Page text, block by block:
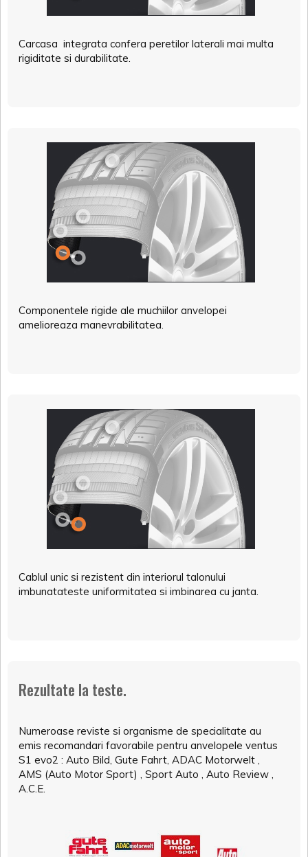
Carcasa integrata confera peretilor laterali mai multa
rigiditate si durabilitate.
Componentele rigide ale muchiilor anvelopei
amelioreaza manevrabilitatea.
Cablul unic si rezistent din interiorul talonului
imbunatateste uniformitatea si imbinarea cu janta.
Rezultate la teste.
Numeroase reviste si organisme de specialitate au
emis recomandari favorabile pentru anvelopele ventus
S1 evo2 : Auto Bild, Gute Fahrt, ADAC Motorwelt ,
AMS (Auto Motor Sport) , Sport Auto , Auto Review ,
A.C.E.